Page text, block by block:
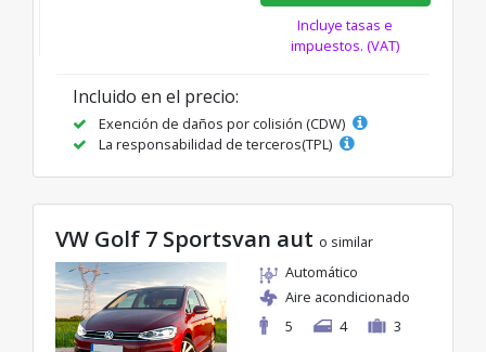
Incluye tasas e
impuestos. (VAT)
Incluido en el precio:
Exención de daños por colisión (CDW)
La responsabilidad de terceros(TPL)
VW Golf 7 Sportsvan aut o similar
Automático
Aire acondicionado
5
4 3